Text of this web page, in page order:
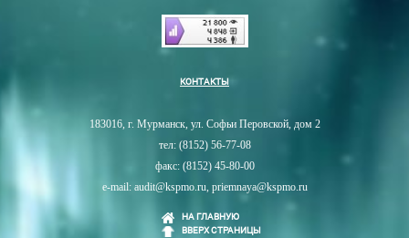
КОНТАКТЫ
183016, г. Мурманск, ул. Софьи Перовской, дом 2
тел: (8152) 56-77-08
факс: (8152) 45-80-00
e-mail: audit@kspmo.ru, priemnaya@kspmo.ru
НА ГЛАВНУЮ
ВВЕРХ СТРАНИЦЫ